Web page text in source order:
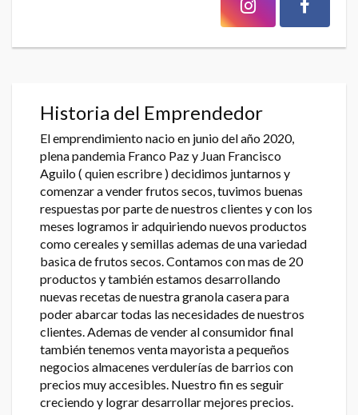
Historia del Emprendedor
El emprendimiento nacio en junio del año 2020,
plena pandemia Franco Paz y Juan Francisco
Aguilo ( quien escribre ) decidimos juntarnos y
comenzar a vender frutos secos, tuvimos buenas
respuestas por parte de nuestros clientes y con los
meses logramos ir adquiriendo nuevos productos
como cereales y semillas ademas de una variedad
basica de frutos secos. Contamos con mas de 20
productos y también estamos desarrollando
nuevas recetas de nuestra granola casera para
poder abarcar todas las necesidades de nuestros
clientes. Ademas de vender al consumidor final
también tenemos venta mayorista a pequeños
negocios almacenes verdulerías de barrios con
precios muy accesibles. Nuestro fin es seguir
creciendo y lograr desarrollar mejores precios.